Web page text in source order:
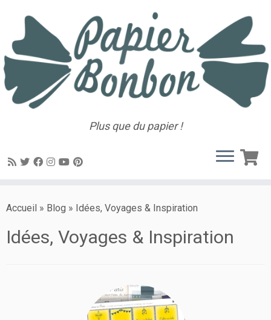
Plus que du papier !
Accueil » Blog » Idées, Voyages & Inspiration
Idées, Voyages & Inspiration